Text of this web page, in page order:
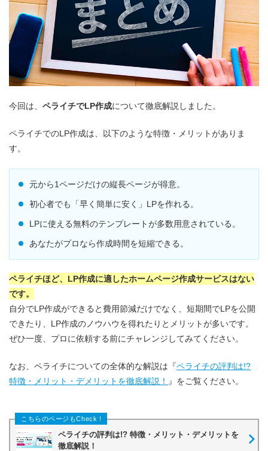
今回は、 ペライチでLP作成について徹底解説しました。
ペライチでのLP作成は、以下のような特徴・メリットがありま
す。
元から1ページだけの縦長ページが得意。
初心者でも「早く簡単に安く」LPを作れる。
LPに使える無料のテンプレートが多数用意されている。
あなたがプロなら作成時間を短縮できる。
ペライチほど、LP作成に適したホームページ作成サービスはない
です。
自分でLP作成ができると費用節減だけでなく、短期間でLPを公開
できたり、LP作成のノウハウを得れたりとメリットが多いです。
ぜひ一度、プロに依頼する前にチャレンジしてみてください。
なお、ペライチについての全体的な解説は『ペライチの評判は!?
特徴・メリット・デメリットを徹底解説！ 』をご覧ください。
ペライチの評判は!? 特徴・メリット・デメリットを
徹底解説！